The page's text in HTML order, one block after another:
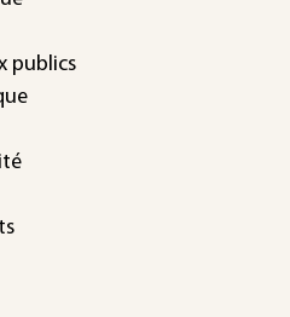
publics